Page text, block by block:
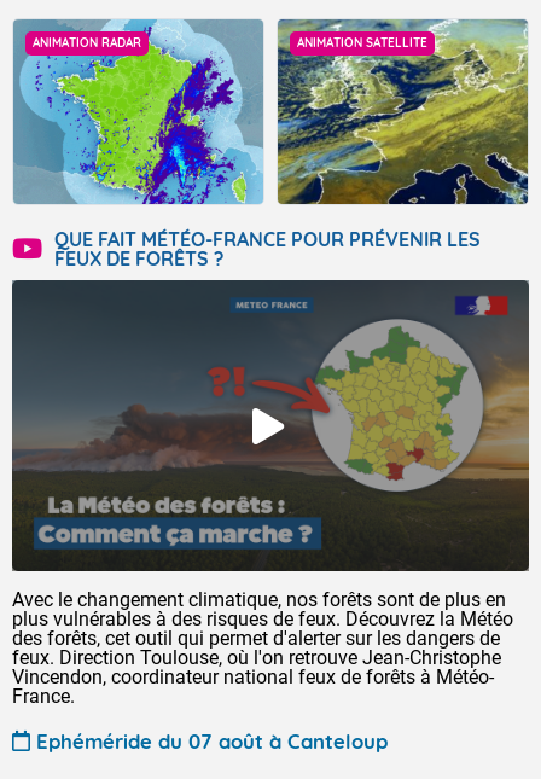
ANIMATION RADAR ANIMATION SATELLITE
QUE FAIT MÉTÉO-FRANCE POUR PRÉVENIR LES
FEUX DE FORÊTS ?
Avec le changement climatique, nos forêts sont de plus en
plus vulnérables à des risques de feux. Découvrez la Météo
des forêts, cet outil qui permet d'alerter sur les dangers de
feux. Direction Toulouse, où l'on retrouve Jean-Christophe
Vincendon, coordinateur national feux de forêts à Météo-
France.
Ephéméride du 07 août à Canteloup